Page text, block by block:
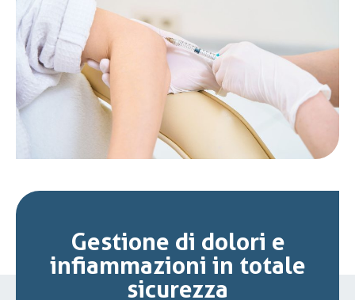
Gestione di dolori e
infiammazioni in totale
sicurezza